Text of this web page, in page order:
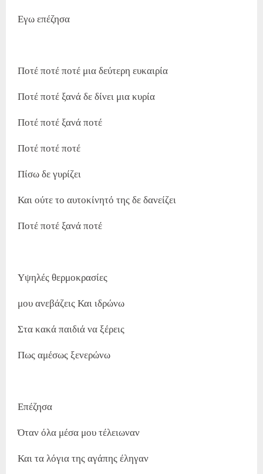
Εγω επέζησα
Ποτέ ποτέ ποτέ μια δεύτερη ευκαιρία
Ποτέ ποτέ ξανά δε δίνει μια κυρία
Ποτέ ποτέ ξανά ποτέ
Ποτέ ποτέ ποτέ
Πίσω δε γυρίζει
Και ούτε το αυτοκίνητό της δε δανείζει
Ποτέ ποτέ ξανά ποτέ
Υψηλές θερμοκρασίες
μου ανεβάζεις Και ιδρώνω
Στα κακά παιδιά να ξέρεις
Πως αμέσως ξενερώνω
Επέζησα
Όταν όλα μέσα μου τέλειωναν
Και τα λόγια της αγάπης έληγαν